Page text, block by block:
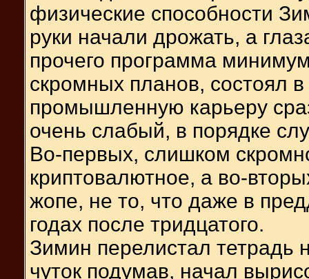
физические способности
руки начали дрожать, а
прочего программа
скромных планов, состоял
промышленную карьеру
очень слабый, в порядке
Во-первых, слишком
криптовалютное, а во-
жопе, не то, что даже в
годах после тридцатого.
Зимин перелистал тетрадь
чуток подумав, начал